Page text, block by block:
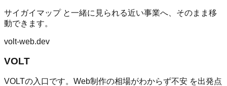
サイガイマップと一緒に見られる近い事業へ、そのまま移
動できます。
volt-web.dev
VOLT
VOLTの入口です。Web制作の相場がわからず不安 を出発点